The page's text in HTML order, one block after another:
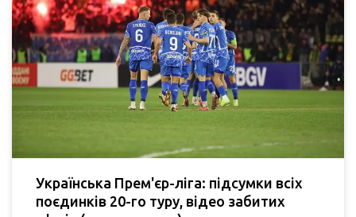
Українська Прем'єр-ліга: підсумки всіх
поєдинків 20-го туру, відео забитих